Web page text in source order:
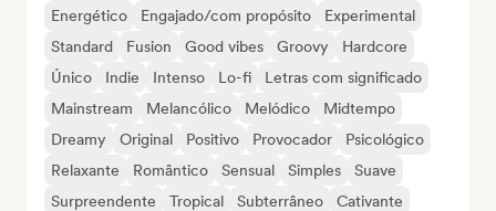
Energético
Engajado/com propósito
Experimental
Standard
Fusion Good vibes Groovy
Hardcore
Único
Indie Intenso Lo-fi
Letras com significado
Mainstream
Melancólico Melódico
Midtempo
Dreamy
Original Positivo Provocador
Psicológico
Relaxante
Romântico Sensual Simples
Suave
Surpreendente
Tropical Subterrâneo
Cativante